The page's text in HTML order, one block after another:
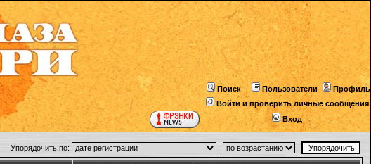
Поиск Пользователи
Профиль
Войти и проверить личные сообщения
Вход
Упорядочить по: